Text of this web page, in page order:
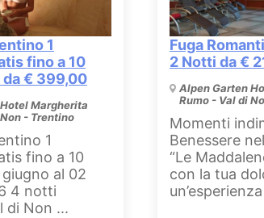
1
fino a 10
€ 399,00
Margherita
- Trentino
1
fino a 10
al 02
4 notti
di Non ...
Fuga
2 Notti da €
Alpen Garten
Rumo - Val di
Momenti
Benessere
“Le
con la tua